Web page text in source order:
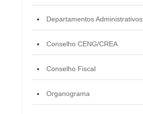
Departamentos Administrativos
Conselho CENG/CREA
Conselho Fiscal
Organograma